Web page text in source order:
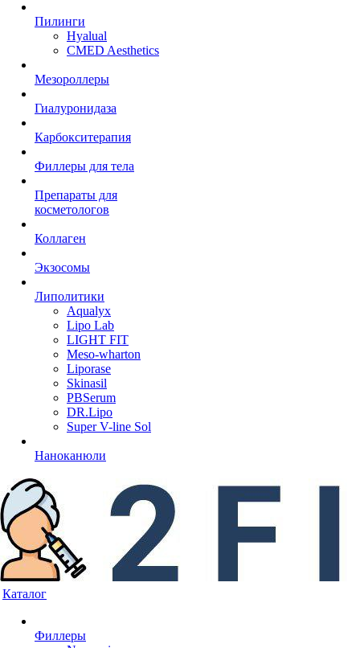
Пилинги
Hyalual
CMED Aesthetics
Мезороллеры
Гиалуронидаза
Карбокситерапия
Филлеры для тела
Препараты для
косметологов
Коллаген
Экзосомы
Липолитики
Aqualyx
Lipo Lab
LIGHT FIT
Meso-wharton
Liporase
Skinasil
PBSerum
DR.Lipo
Super V-line Sol
Наноканюли
Каталог
Филлеры